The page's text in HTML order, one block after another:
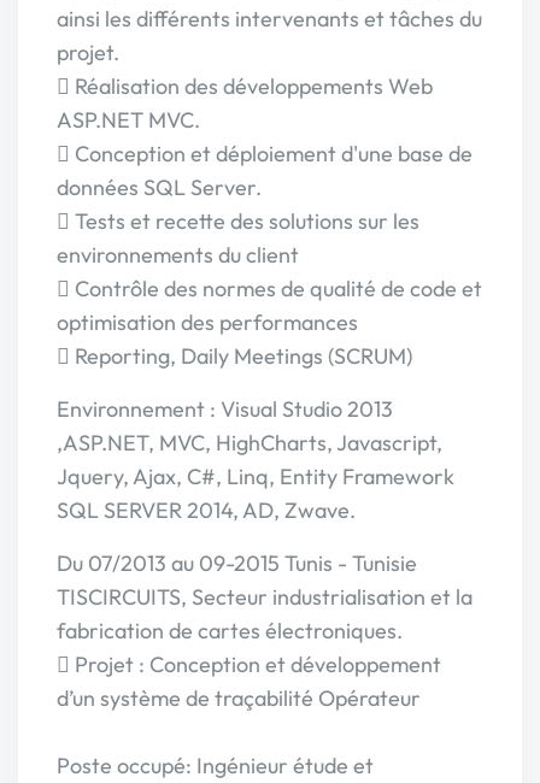
ainsi les différents intervenants et tâches du
projet.
 Réalisation des développements Web
ASP.NET MVC.
 Conception et déploiement d'une base de
données SQL Server.
 Tests et recette des solutions sur les
environnements du client
 Contrôle des normes de qualité de code et
optimisation des performances
 Reporting, Daily Meetings (SCRUM)
Environnement : Visual Studio 2013
,ASP.NET, MVC, HighCharts, Javascript,
Jquery, Ajax, C#, Linq, Entity Framework
SQL SERVER 2014, AD, Zwave.
Du 07/2013 au 09-2015 Tunis - Tunisie
TISCIRCUITS, Secteur industrialisation et la
fabrication de cartes électroniques.
 Projet : Conception et développement
d’un système de traçabilité Opérateur
Poste occupé: Ingénieur étude et